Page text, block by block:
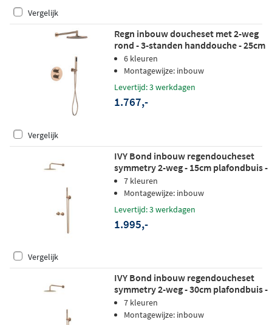
Vergelijk
Regn inbouw doucheset met 2-weg
rond - 3-standen handdouche - 25cm
hoofddouche - wandarm - glijstang -
geborsteld koper pvd
6 kleuren
Montagewijze: inbouw
Levertijd: 3 werkdagen
1.767,-
Vergelijk
IVY Bond inbouw regendoucheset
symmetry 2-weg - 15cm plafondbuis -
30cm medium hoofddouche -
wandhouder - staafhanddouche -
geborsteld mat koper pvd
7 kleuren
Montagewijze: inbouw
Levertijd: 3 werkdagen
1.995,-
Vergelijk
IVY Bond inbouw regendoucheset
symmetry 2-weg - 30cm plafondbuis -
20cm medium hoofddouche -
wandhouder - 3-standen
7 kleuren
Montagewijze: inbouw